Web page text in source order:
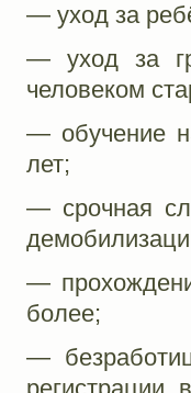
— уход за
— уход за
человеком
— обучение
лет;
— срочная
—
более;
—